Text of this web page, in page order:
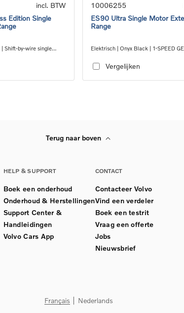
incl. BTW
Edition Single
Shift-by-wire single
10006255
ES90 Ultra Single Motor
Range
Elektrisch | Onyx Black | 1-SPEED
Vergelijken
Terug naar boven
HELP & SUPPORT
Boek een onderhoud
Onderhoud & Herstellingen
Support Center &
Handleidingen
Volvo Cars App
CONTACT
Contacteer Volvo
Vind een verdeler
Boek een testrit
Vraag een offerte
Jobs
Nieuwsbrief
Français Nederlands